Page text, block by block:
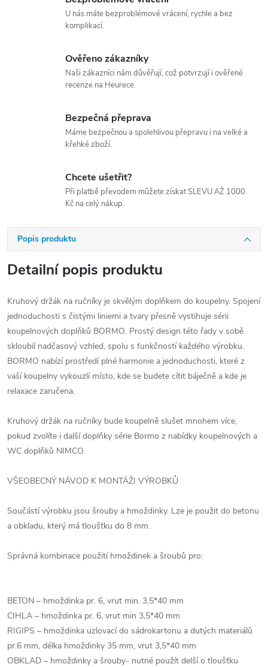
U nás máte bezproblémové vrácení, rychle a bez
komplikací.
Ověřeno zákazníky
Naši zákazníci nám důvěřují, což potvrzují i ověřené
recenze na Heurece.
Bezpečná přeprava
Máme bezpečnou a spolehlivou přepravu i na velké a
křehké zboží.
Chcete ušetřit?
Při platbě převodem můžete získat SLEVU AŽ 1000
Kč na celý nákup.
Popis produktu
Detailní popis produktu
Kruhový držák na ručníky je skvělým doplňkem do koupelny. Spojení
jednoduchosti s čistými liniemi a tvary přesně vystihuje sérii
koupelnových doplňků BORMO. Prostý design této řady v sobě
skloubil nadčasový vzhled, spolu s funkčností každého výrobku.
BORMO nabízí prostředí plné harmonie a jednoduchosti, které z
vaší koupelny vykouzlí místo, kde se budete cítit báječně a kde je
relaxace zaručena.
Kruhový držák na ručníky bude koupelně slušet mnohem více,
pokud zvolíte i další doplňky série Bormo z nabídky koupelnových a
WC doplňků NIMCO.
VŠEOBECNÝ NÁVOD K MONTÁŽI VÝROBKŮ
Součástí výrobku jsou šrouby a hmoždinky. Lze je použit do betonu
a obkladu, který má tloušťku do 8 mm.
Správná kombinace použití hmoždinek a šroubů pro:
BETON – hmoždinka pr. 6, vrut min. 3,5*40 mm
CIHLA – hmoždinka pr. 6, vrut min 3,5*40 mm
RIGIPS – hmoždinka uzlovací do sádrokartonu a dutých materiálů
pr.6 mm, délka hmoždinky 35 mm, vrut 3,5*40 mm
OBKLAD – hmoždinky a šrouby- nutné použít delší o tloušťku